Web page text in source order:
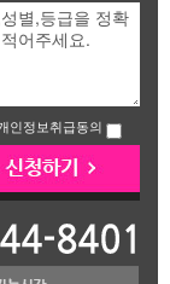
인정보취급동의
움이 되었…